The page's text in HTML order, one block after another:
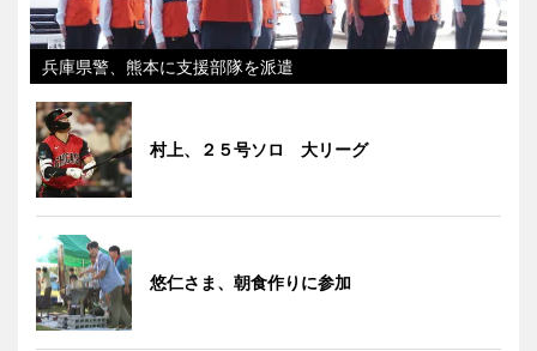
兵庫県警、熊本に支援部隊を派遣
村上、２５号ソロ 大リーグ
悠仁さま、朝食作りに参加